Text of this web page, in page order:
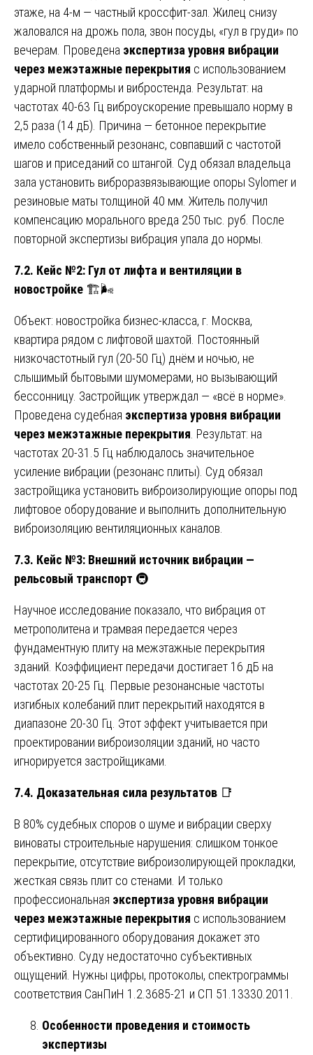
этаже, на 4-м — частный кроссфит-зал. Жилец снизу
жаловался на дрожь пола, звон посуды, «гул в груди» по
вечерам. Проведена экспертиза уровня вибрации
через межэтажные перекрытия с использованием
ударной платформы и вибростенда. Результат: на
частотах 40-63 Гц виброускорение превышало норму в
2,5 раза (14 дБ). Причина — бетонное перекрытие
имело собственный резонанс, совпавший с частотой
шагов и приседаний со штангой. Суд обязал владельца
зала установить виброразвязывающие опоры Sylomer и
резиновые маты толщиной 40 мм. Житель получил
компенсацию морального вреда 250 тыс. руб. После
повторной экспертизы вибрация упала до нормы.
7.2. Кейс №2: Гул от лифта и вентиляции в
новостройке 🏗️🌬️
Объект: новостройка бизнес-класса, г. Москва,
квартира рядом с лифтовой шахтой. Постоянный
низкочастотный гул (20-50 Гц) днём и ночью, не
слышимый бытовыми шумомерами, но вызывающий
бессонницу. Застройщик утверждал — «всё в норме».
Проведена судебная экспертиза уровня вибрации
через межэтажные перекрытия . Результат: на
частотах 20-31.5 Гц наблюдалось значительное
усиление вибрации (резонанс плиты). Суд обязал
застройщика установить виброизолирующие опоры под
лифтовое оборудование и выполнить дополнительную
виброизоляцию вентиляционных каналов.
7.3. Кейс №3: Внешний источник вибрации —
рельсовый транспорт 🚇
Научное исследование показало, что вибрация от
метрополитена и трамвая передается через
фундаментную плиту на межэтажные перекрытия
зданий. Коэффициент передачи достигает 16 дБ на
частотах 20-25 Гц. Первые резонансные частоты
изгибных колебаний плит перекрытий находятся в
диапазоне 20-30 Гц. Этот эффект учитывается при
проектировании виброизоляции зданий, но часто
игнорируется застройщиками.
7.4. Доказательная сила результатов 📑
В 80% судебных споров о шуме и вибрации сверху
виноваты строительные нарушения: слишком тонкое
перекрытие, отсутствие виброизолирующей прокладки,
жесткая связь плит со стенами. И только
профессиональная экспертиза уровня вибрации
через межэтажные перекрытия с использованием
сертифицированного оборудования докажет это
объективно. Суду недостаточно субъективных
ощущений. Нужны цифры, протоколы, спектрограммы
соответствия СанПиН 1.2.3685-21 и СП 51.13330.2011.
Особенности проведения и стоимость
экспертизы